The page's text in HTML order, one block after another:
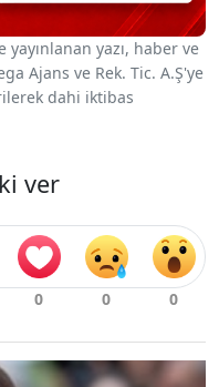
yazı, haber ve
Ajans ve Rek. Tic. A.Ş'ye
dahi iktibas
ver